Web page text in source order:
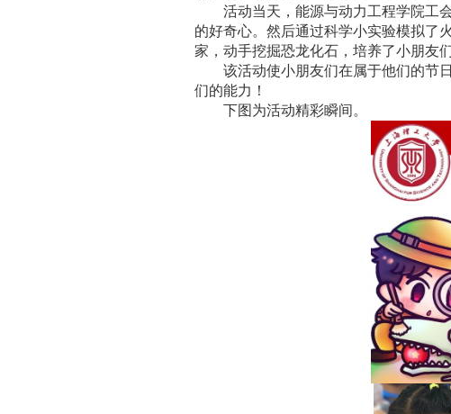
活动当天，能源与动力工程学院工
的好奇心。然后通过科学小实验模拟了
家，动手挖掘恐龙化石，培养了小朋友
该活动使小朋友们在属于他们的节
们的能力！
下图为活动精彩瞬间。